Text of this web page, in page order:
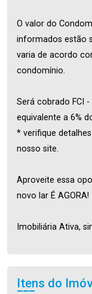
O valor do
informados estão
varia de acordo
condomínio.
Será cobrado FCI
equivalente a 6%
* verifique
nosso site.
Aproveite essa
novo lar É AGORA!
Imobiliária Ativa,
Itens do